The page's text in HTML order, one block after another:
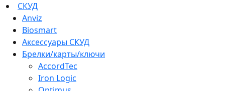
СКУД
Anviz
Biosmart
Аксессуары СКУД
Брелки/карты/ключи
AccordTec
Iron Logic